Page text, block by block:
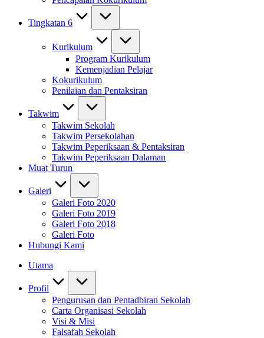
Tingkatan 6
Kurikulum
Program Kurikulum
Kemenjadian Pelajar
Kokurikulum
Penilaian dan Pentaksiran
Takwim
Takwim Sekolah
Takwim Persekolahan
Takwim Peperiksaan & Pentaksiran
Takwim Peperiksaan Dalaman
Muat Turun
Galeri
Galeri Foto 2020
Galeri Foto 2019
Galeri Foto 2018
Galeri Foto
Hubungi Kami
Utama
Profil
Pengurusan dan Pentadbiran Sekolah
Carta Organisasi Sekolah
Visi & Misi
Falsafah Sekolah